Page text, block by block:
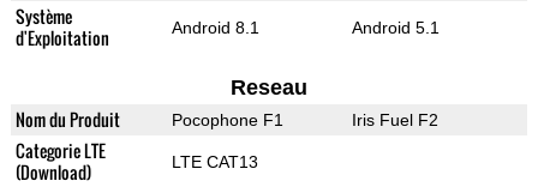
Système
d'Exploitation
Android 8.1 Android 5.1
Reseau
Nom du Produit Pocophone F1 Iris Fuel F2
Categorie LTE
(Download)
LTE CAT13